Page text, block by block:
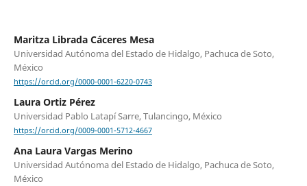
Maritza Librada Cáceres Mesa
Universidad Autónoma del Estado de Hidalgo, Pachuca de Soto,
México
https://orcid.org/0000-0001-6220-0743
Laura Ortiz Pérez
Universidad Pablo Latapí Sarre, Tulancingo, México
https://orcid.org/0009-0001-5712-4667
Ana Laura Vargas Merino
Universidad Autónoma del Estado de Hidalgo, Pachuca de Soto,
México